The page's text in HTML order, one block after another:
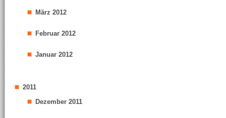
März 2012
Februar 2012
Januar 2012
2011
Dezember 2011